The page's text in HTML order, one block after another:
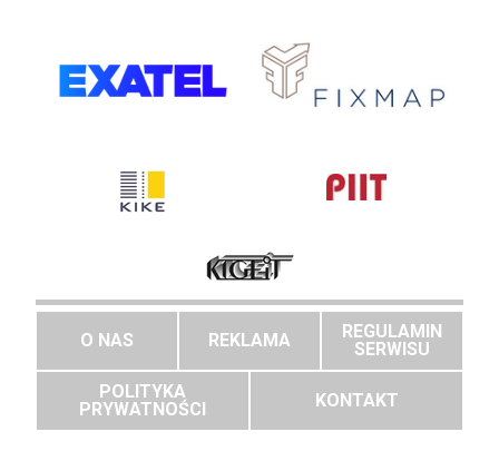
O NAS REKLAMA
REGULAMIN
SERWISU
POLITYKA
PRYWATNOŚCI
KONTAKT